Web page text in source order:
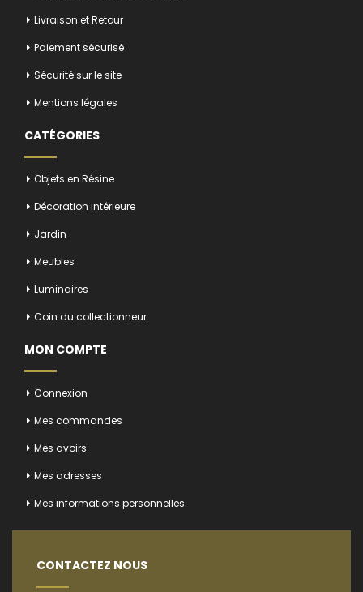
Livraison et Retour
Paiement sécurisé
Sécurité sur le site
Mentions légales
CATÉGORIES
Objets en Résine
Décoration intérieure
Jardin
Meubles
Luminaires
Coin du collectionneur
MON COMPTE
Connexion
Mes commandes
Mes avoirs
Mes adresses
Mes informations personnelles
CONTACTEZ NOUS